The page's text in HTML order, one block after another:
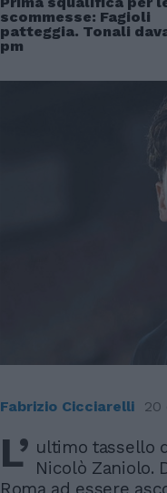
scommesse: Fagioli
patteggia. Tonali
pm
Fabrizio Cicciarelli 20
L’ ultimo tassello
Nicolò Zaniolo.